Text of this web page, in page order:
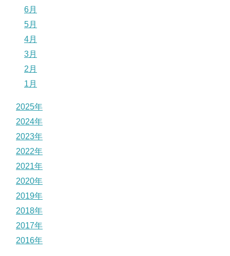
6月
5月
4月
3月
2月
1月
2025年
2024年
2023年
2022年
2021年
2020年
2019年
2018年
2017年
2016年